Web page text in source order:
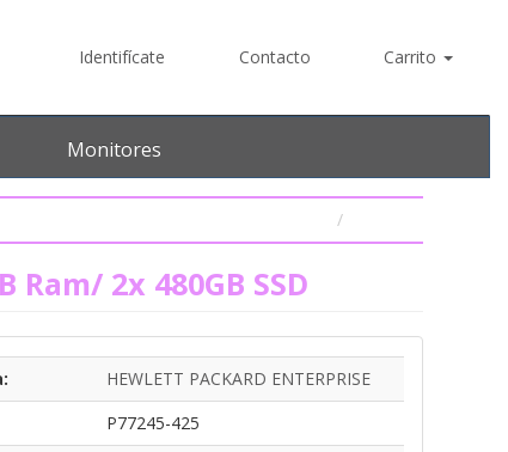
Identifícate Contacto Carrito
Monitores
Ram/ 2x 480GB SSD
HEWLETT PACKARD ENTERPRISE
P77245-425